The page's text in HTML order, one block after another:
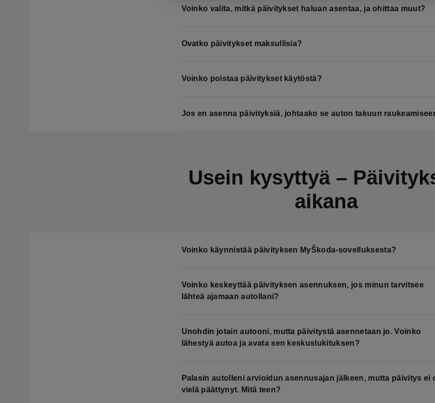
Voinko valita, mitkä päivitykset haluan asentaa, ja ohittaa muut?
Ovatko päivitykset maksullisia?
Voinko poistaa päivitykset käytöstä?
Jos en asenna päivityksiä, johtaako se auton takuun
Usein kysyttyä –
aikana
Voinko käynnistää päivityksen MyŠkoda-sovelluksesta?
Voinko keskeyttää päivityksen asennuksen, jos minun tarvitsee
lähteä ajamaan autollani?
Unohdin jotain autooni, mutta päivitystä asennetaan jo. Voinko
lähestyä autoa ja avata sen keskuslukituksen?
Palasin autolleni arvioidun asennusajan jälkeen, mutta päivitys ei
vielä päättynyt. Mitä teen?